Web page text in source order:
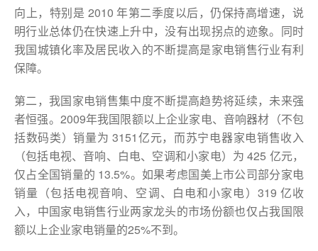
向上，特别是 2010 年第二季度以后，仍保持高增速，说
明行业总体仍在快速上升中，没有出现拐点的迹象。同时
我国城镇化率及居民收入的不断提高是家电销售行业有利
保障。
第二，我国家电销售集中度不断提高趋势将延续，未来强
者恒强。2009年我国限额以上企业家电、音响器材（不包
括数码类）销量为 3151亿元，而苏宁电器家电销售收入
（包括电视、音响、白电、空调和小家电）为 425 亿元，
仅占全国销量的 13.5%。如果考虑国美上市公司部分家电
销量（包括电视音响、空调、白电和小家电）319 亿收
入，中国家电销售行业两家龙头的市场份额也仅占我国限
额以上企业家电销量的25%不到。